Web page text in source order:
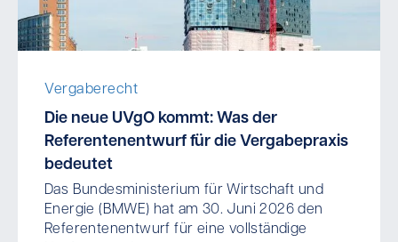
Vergaberecht
Die neue UVgO kommt: Was der
Referentenentwurf für die Vergabepraxis
bedeutet
Das Bundesministerium für Wirtschaft und
Energie (BMWE) hat am 30. Juni 2026 den
Referentenentwurf für eine vollständige